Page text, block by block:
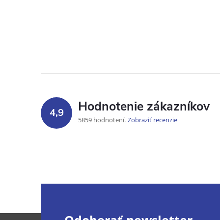
4,9 Hodnotenie zákazníkov
5859 hodnotení Zobraziť recenzie